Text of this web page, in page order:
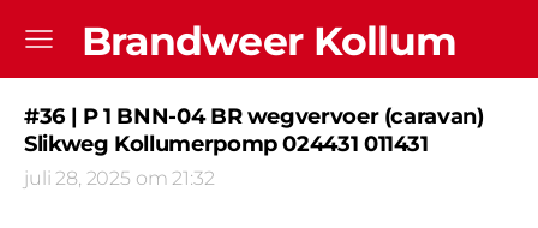
Brandweer Kollum
#36 | P 1 BNN-04 BR wegvervoer (caravan)
Slikweg Kollumerpomp 024431 011431
juli 28, 2025 om 21:32